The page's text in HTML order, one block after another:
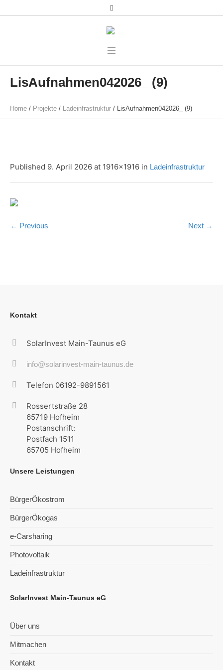
LisAufnahmen042026_ (9)
Home / Projekte / Ladeinfrastruktur / LisAufnahmen042026_ (9)
Published 9. April 2026 at 1916×1916 in Ladeinfrastruktur
← Previous Next →
Kontakt
SolarInvest Main-Taunus eG
info@solarinvest-main-taunus.de
Telefon 06192-9891561
Rossertstraße 28
65719 Hofheim
Postanschrift:
Postfach 1511
65705 Hofheim
Unsere Leistungen
BürgerÖkostrom
BürgerÖkogas
e-Carsharing
Photovoltaik
Ladeinfrastruktur
SolarInvest Main-Taunus eG
Über uns
Mitmachen
Kontakt